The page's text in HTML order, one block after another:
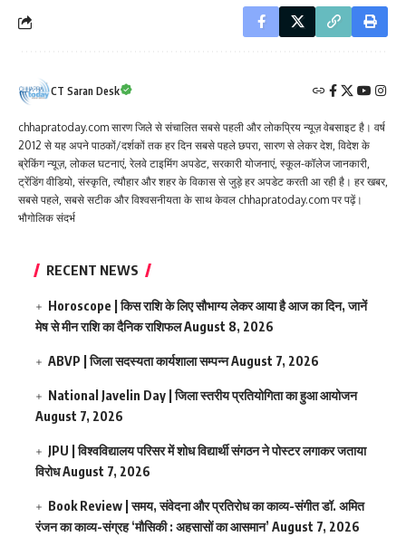
CT Saran Desk
chhapratoday.com सारण जिले से संचालित सबसे पहली और लोकप्रिय न्यूज़ वेबसाइट है। वर्ष
2012 से यह अपने पाठकों/दर्शकों तक हर दिन सबसे पहले छपरा, सारण से लेकर देश, विदेश के
ब्रेकिंग न्यूज़, लोकल घटनाएं, रेलवे टाइमिंग अपडेट, सरकारी योजनाएं, स्कूल-कॉलेज जानकारी,
ट्रेंडिंग वीडियो, संस्कृति, त्यौहार और शहर के विकास से जुड़े हर अपडेट करती आ रही है। हर खबर,
सबसे पहले, सबसे सटीक और विश्वसनीयता के साथ केवल chhapratoday.com पर पढ़ें।
भौगोलिक संदर्भ
RECENT NEWS
Horoscope | किस राशि के लिए सौभाग्य लेकर आया है आज का दिन, जानें
मेष से मीन राशि का दैनिक राशिफलAugust 8, 2026
ABVP | जिला सदस्यता कार्यशाला सम्पन्नAugust 7, 2026
National Javelin Day | जिला स्तरीय प्रतियोगिता का हुआ आयोजन
August 7, 2026
JPU | विश्वविद्यालय परिसर में शोध विद्यार्थी संगठन ने पोस्टर लगाकर जताया
विरोधAugust 7, 2026
Book Review | समय, संवेदना और प्रतिरोध का काव्य-संगीत डॉ. अमित
रंजन का काव्य-संग्रह ‘मौसिकी : अहसासों का आसमान’ August 7, 2026